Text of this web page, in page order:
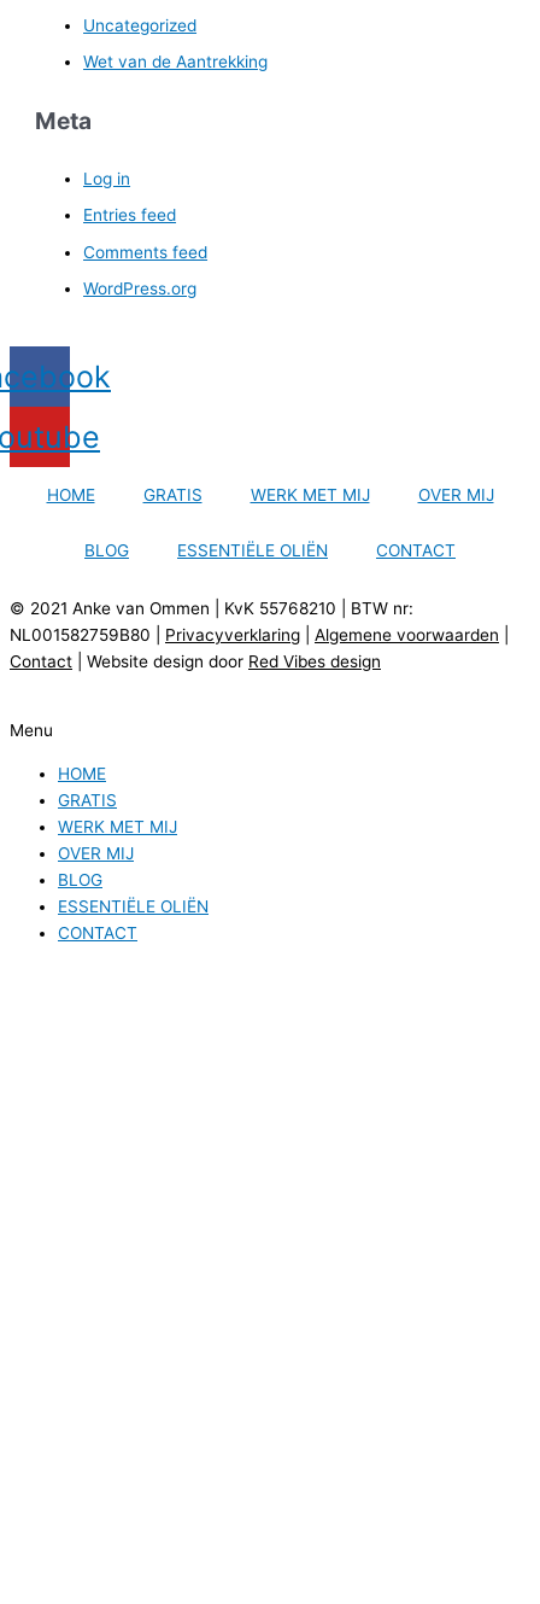
Uncategorized
Wet van de Aantrekking
Meta
Log in
Entries feed
Comments feed
WordPress.org
HOME GRATIS WERK MET MIJ OVER MIJ
BLOG ESSENTIËLE OLIËN CONTACT
© 2021 Anke van Ommen | KvK 55768210 | BTW nr:
NL001582759B80 | Privacyverklaring Algemene voorwaarden
Contact | Website design door Red Vibes design
Menu
HOME
GRATIS
WERK MET MIJ
OVER MIJ
BLOG
ESSENTIËLE OLIËN
CONTACT